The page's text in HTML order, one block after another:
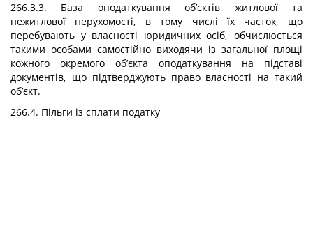
266.3.3. База оподаткування об’єктів житлової та
нежитлової нерухомості, в тому числі їх часток, що
перебувають у власності юридичних осіб, обчислюється
такими особами самостійно виходячи із загальної площі
кожного окремого об’єкта оподаткування на підставі
документів, що підтверджують право власності на такий
об’єкт.
266.4. Пільги із сплати податку